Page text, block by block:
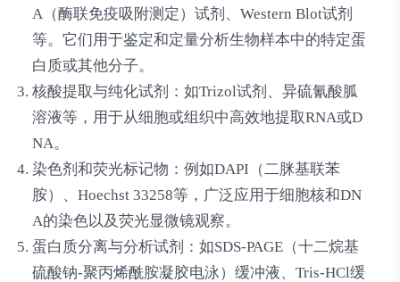
A（酶联免疫吸附测定）试剂、Western Blot试剂
等。它们用于鉴定和定量分析生物样本中的特定蛋
白质或其他分子。
核酸提取与纯化试剂 ：如Trizol试剂、异硫氰酸胍
溶液等，用于从细胞或组织中高效地提取RNA或D
NA。
染色剂和荧光标记物 ：例如DAPI（二脒基联苯
胺）、Hoechst 33258等，广泛应用于细胞核和DN
A的染色以及荧光显微镜观察。
蛋白质分离与分析试剂 ：如SDS-PAGE（十二烷基
硫酸钠-聚丙烯酰胺凝胶电泳）缓冲液、Tris-HCl缓